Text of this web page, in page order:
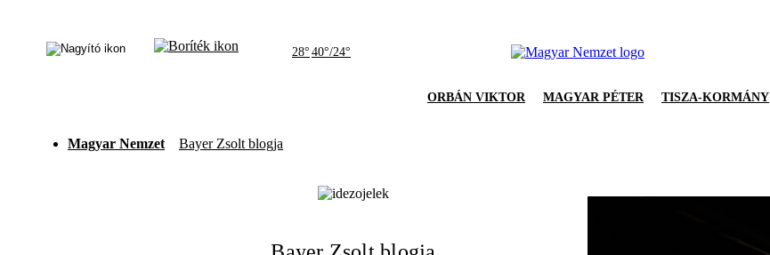
28° 40°/24°
ORBÁN VIKTOR MAGYAR PÉTER TISZA-KORMÁNY
Magyar Nemzet Bayer Zsolt blogja